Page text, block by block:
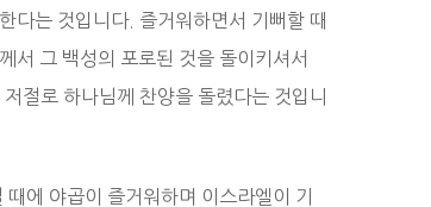
다는 것입니다. 즐거워하면서 기뻐할 때
서 그 백성의 포로된 것을 돌이키셔서
절로 하나님께 찬양을 돌렸다는 것입니
에 야곱이 즐거워하며 이스라엘이 기